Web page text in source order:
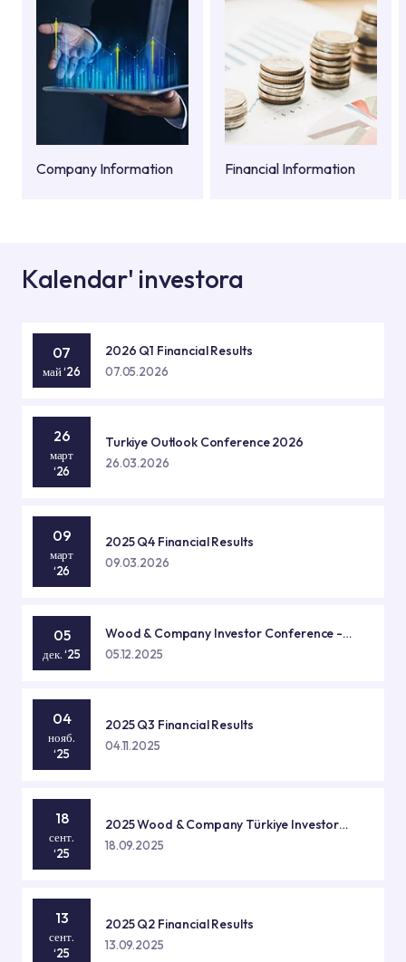
Company Information Financial Information
Kalendar' investora
07
май ‘26
2026 Q1 Financial Results
07.05.2026
26
март
‘26
Turkiye Outlook Conference 2026
26.03.2026
09
март
‘26
2025 Q4 Financial Results
09.03.2026
05
дек. ‘25
Wood & Company Investor Conference -
Prague
05.12.2025
04
нояб.
‘25
2025 Q3 Financial Results
04.11.2025
18
сент.
‘25
2025 Wood & Company Türkiye Investor
Symposium - İstanbul
18.09.2025
13
сент.
‘25
2025 Q2 Financial Results
13.09.2025